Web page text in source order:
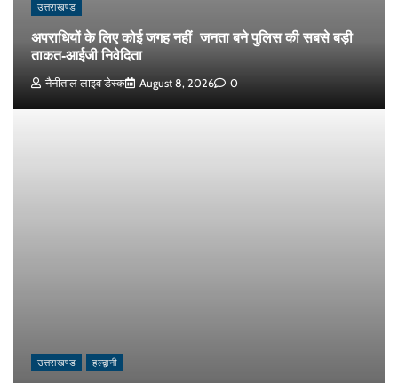
उत्तराखण्ड
अपराधियों के लिए कोई जगह नहीं_जनता बने पुलिस की सबसे बड़ी
ताकत-आईजी निवेदिता
नैनीताल लाइव डेस्क August 8, 2026 0
उत्तराखण्ड हल्द्वानी